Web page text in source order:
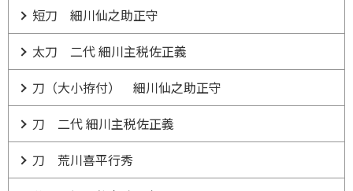
短刀 細川仙之助正守
太刀 二代 細川主税佐正義
刀（大小拵付） 細川仙之助正守
刀 二代 細川主税佐正義
刀 荒川喜平行秀